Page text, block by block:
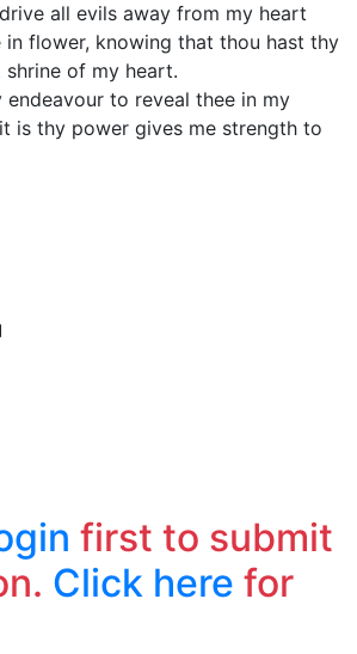
all evils away from my heart
in flower, knowing that thou hast thy
of my heart.
endeavour to reveal thee in my
is thy power gives me strength to
first to submit
Click here for